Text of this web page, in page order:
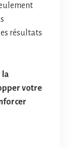
résultats
la
votre